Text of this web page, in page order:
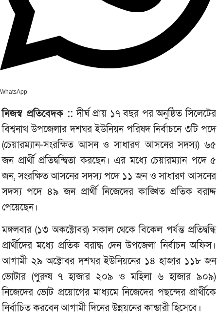
WhatsApp
নিজস্ব প্রতিবেদক :: দীর্ঘ প্রায় ১৭ বছর পর অনুষ্ঠিত সিলেটের
বিশ্বনাথ উপজেলার দশঘর ইউনিয়ন পরিষদ নির্বাচনে ৩টি পদে
(চেয়ারম্যান-সংরক্ষিত আসন ও সাধারণ আসনের সদস্য) ৬৫
জন প্রার্থী প্রতিদ্বন্দ্বিতা করছেন। এর মধ্যে চেয়ারম্যান পদে ৫
জন, সংরক্ষিত আসনের সদস্য পদে ১১ জন ও সাধারণ আসনের
সদস্য পদে ৪৯ জন প্রার্থী নিজেদের কাঙ্খিত প্রতিক বরাদ্দ
পেয়েছেন।
মঙ্গলবার (১৩ অকক্টোবর) সকাল থেকে বিকেল পর্যন্ত প্রতিদ্বন্ধি
প্রার্থীদের মধ্যে প্রতিক বরাদ্ধ দেন উপজেলা নির্বাচন অফিস।
আগামী ২৯ অক্টোবর দশঘর ইউনিয়নের ১৪ হাজার ১১৮ জন
ভোটার (পুরুষ ৭ হাজার ২০৯ ও মহিলা ৬ হাজার ৯০৯)
নিজেদের ভোট প্রয়োগের মাধ্যমে নিজেদের পছন্দের প্রার্থীকে
নির্বাচিত করবেন আগামী দিনের উন্নয়নের কান্ডারী হিসেবে।